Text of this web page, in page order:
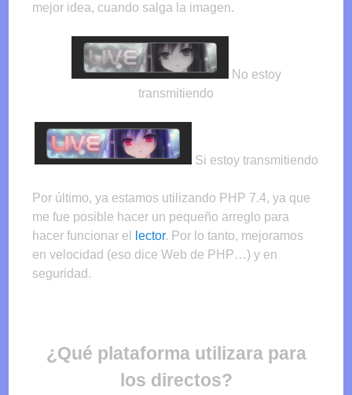
mejor idea, cuando salga la imagen.
No estoy
transmitiendo
Si estoy transmitiendo
Por último, ya estamos utilizando PHP 7.4, ya que
me fue posible hacer un pequeño arreglo para
hacer funcionar el
lector. Por lo tanto, mejoramos
en velocidad (eso dice Web de PHP…) y en
seguridad.
¿Qué plataforma utilizara para
los directos?